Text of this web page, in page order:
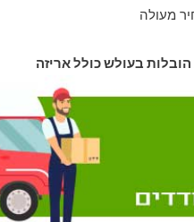
מעולה
בעולש כולל אריזה